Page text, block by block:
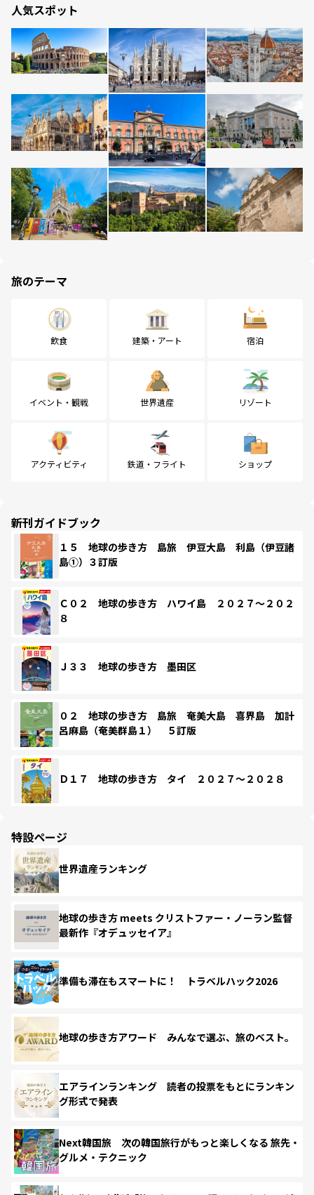
人気スポット
旅のテーマ
飲食 建築・アート 宿泊
イベント・観戦 世界遺産 リゾート
アクティビティ 鉄道・フライト ショップ
新刊ガイドブック
１５ 地球の歩き方 島旅 伊豆大島 利島（伊豆諸
島①）３訂版
Ｃ０２ 地球の歩き方 ハワイ島 ２０２７～２０２
８
Ｊ３３ 地球の歩き方 墨田区
０２ 地球の歩き方 島旅 奄美大島 喜界島 加計
呂麻島（奄美群島１） ５訂版
Ｄ１７ 地球の歩き方 タイ ２０２７～２０２８
特設ページ
世界遺産ランキング
地球の歩き方 meets クリストファー・ノーラン監督
最新作『オデュッセイア』
準備も滞在もスマートに！ トラベルハック2026
地球の歩き方アワード みんなで選ぶ、旅のベスト。
エアラインランキング 読者の投票をもとにランキン
グ形式で発表
Next韓国旅 次の韓国旅行がもっと楽しくなる 旅先・
グルメ・テクニック